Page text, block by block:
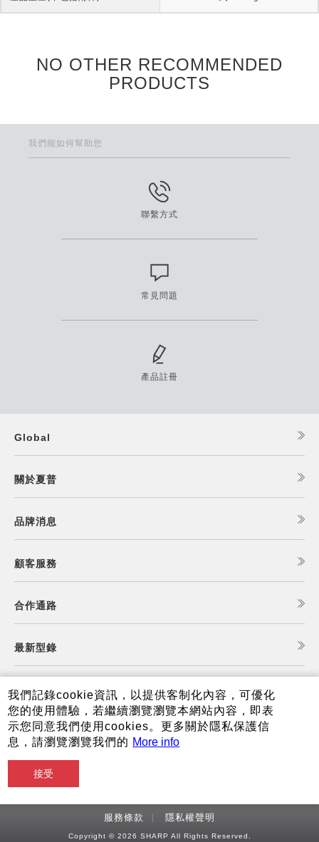
NO OTHER RECOMMENDED
PRODUCTS
我們能如何幫助您
聯繫方式
常見問題
產品註冊
Global
關於夏普
品牌消息
顧客服務
合作通路
最新型錄
食譜查詢
夏普可購樂線上商城
服務條款 隱私權聲明
Copyright © 2026 SHARP All Rights Reserved.
我們記錄cookie資訊，以提供客制化內容，可優化
您的使用體驗，若繼續瀏覽瀏覽本網站內容，即表
示您同意我們使用cookies。更多關於隱私保護信
息，請瀏覽瀏覽我們的 More info
接受